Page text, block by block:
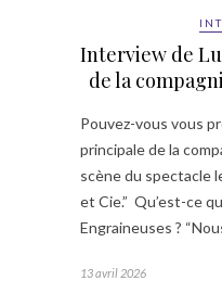
Interview de
de la
Pouvez-vous vous
principale de la
scène du spectacle
et Cie.” Qu’est-ce
Engraineuses ?
13 avril 2026